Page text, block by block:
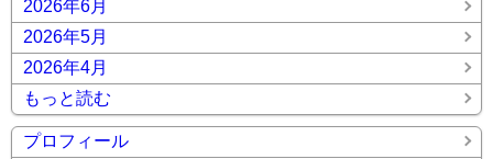
2026年6月
2026年5月
2026年4月
もっと読む
プロフィール